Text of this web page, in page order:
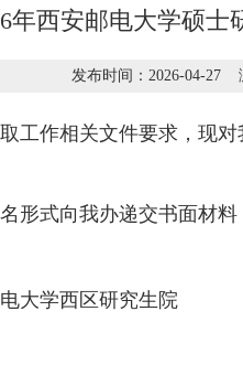
年西安邮电大学硕士
发布时间：2026-04-27
工作相关文件要求，现
形式向我办递交书面材料
大学西区研究生院